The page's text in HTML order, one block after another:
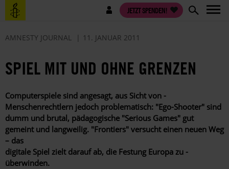
Direkt
zum
Benutzermenü JETZT SPENDEN!
AMNESTY JOURNAL 11. JANUAR 2011
SPIEL MIT UND OHNE GRENZEN
Computerspiele sind angesagt, aus Sicht von ­
Menschenrechtlern jedoch problematisch: "Ego-­Shooter" sind
dumm und brutal, pädagogische ­"Serious Games" gut
gemeint und langweilig. ­"Frontiers" versucht einen neuen Weg
– das
digitale Spiel zielt darauf ab, die Festung Europa zu ­
überwinden.